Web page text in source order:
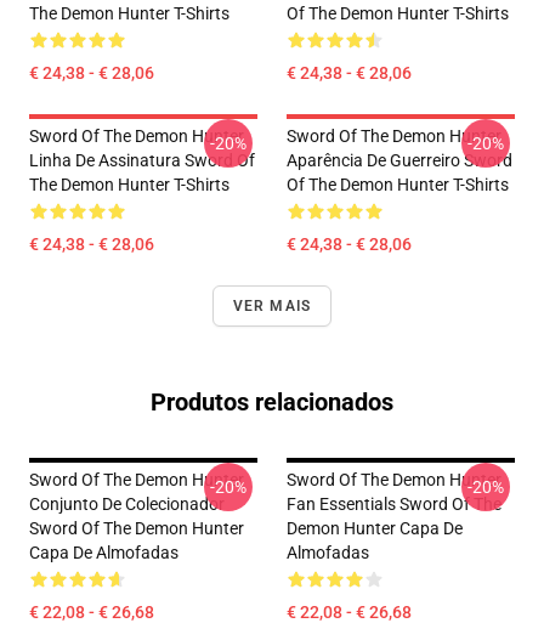
The Demon Hunter T-Shirts
€ 24,38 - € 28,06
Of The Demon Hunter T-Shirts
€ 24,38 - € 28,06
Sword Of The Demon Hunter
Linha De Assinatura Sword Of
The Demon Hunter T-Shirts
€ 24,38 - € 28,06
-20%
Sword Of The Demon Hunter
Aparência De Guerreiro Sword
Of The Demon Hunter T-Shirts
€ 24,38 - € 28,06
-20%
VER MAIS
Produtos relacionados
Sword Of The Demon Hunter
Conjunto De Colecionador
Sword Of The Demon Hunter
Capa De Almofadas
€ 22,08 - € 26,68
-20%
Sword Of The Demon Hunter
Fan Essentials Sword Of The
Demon Hunter Capa De
Almofadas
€ 22,08 - € 26,68
-20%